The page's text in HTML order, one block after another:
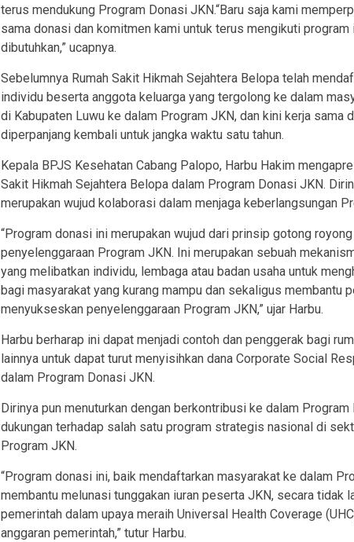
terus mendukung Program Donasi JKN.“Baru saja kami
sama donasi dan komitmen kami untuk terus mengikuti
dibutuhkan,” ucapnya.
Sebelumnya Rumah Sakit Hikmah Sejahtera Belopa telah
individu beserta anggota keluarga yang tergolong ke dalam
di Kabupaten Luwu ke dalam Program JKN, dan kini kerja sama
diperpanjang kembali untuk jangka waktu satu tahun.
Kepala BPJS Kesehatan Cabang Palopo, Harbu Hakim
Sakit Hikmah Sejahtera Belopa dalam Program Donasi JKN.
merupakan wujud kolaborasi dalam menjaga keberlangsungan
“Program donasi ini merupakan wujud dari prinsip gotong
penyelenggaraan Program JKN. Ini merupakan sebuah
yang melibatkan individu, lembaga atau badan usaha untuk
bagi masyarakat yang kurang mampu dan sekaligus membantu
menyukseskan penyelenggaraan Program JKN,” ujar Harbu.
Harbu berharap ini dapat menjadi contoh dan penggerak bagi
lainnya untuk dapat turut menyisihkan dana Corporate Social
dalam Program Donasi JKN.
Dirinya pun menuturkan dengan berkontribusi ke dalam
dukungan terhadap salah satu program strategis nasional di
Program JKN.
“Program donasi ini, baik mendaftarkan masyarakat ke dalam
membantu melunasi tunggakan iuran peserta JKN, secara tidak
pemerintah dalam upaya meraih Universal Health Coverage
anggaran pemerintah,” tutur Harbu.